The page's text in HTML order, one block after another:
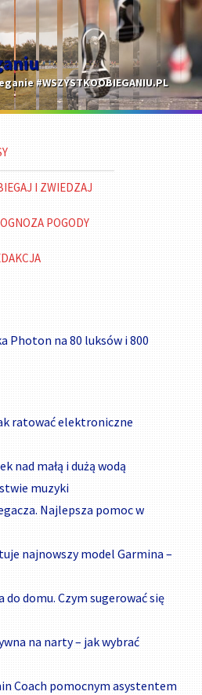
#WSZYSTKOOBIEGANIU.PL
I ZWIEDZAJ
POGODY
Photon na 80 luksów i 800
ratować elektroniczne
nad małą i dużą wodą
muzyki
Najlepsza pomoc w
najnowszy model Garmina –
domu. Czym sugerować się
na narty – jak wybrać
Coach pomocnym asystentem